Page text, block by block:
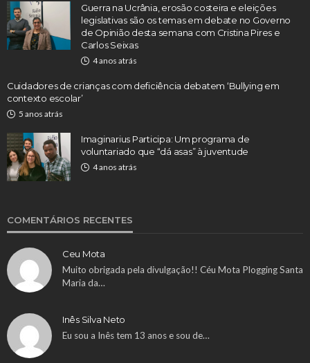
Guerra na Ucrânia, erosão costeira e eleições
legislativas são os temas em debate no Governo
de Opinião desta semana com Cristina Pires e
Carlos Seixas
4 anos atrás
Cuidadores de crianças com deficiência debatem ‘Bullying em
contexto escolar’
5 anos atrás
Imaginarius Participa: Um programa de
voluntariado que “dá asas” à juventude
4 anos atrás
COMENTÁRIOS RECENTES
Ceu Mota
Muito obrigada pela divulgação!! Céu Mota Plogging Santa
Maria da…
Inês Silva Neto
Eu sou a Inês tem 13 anos e sou de…